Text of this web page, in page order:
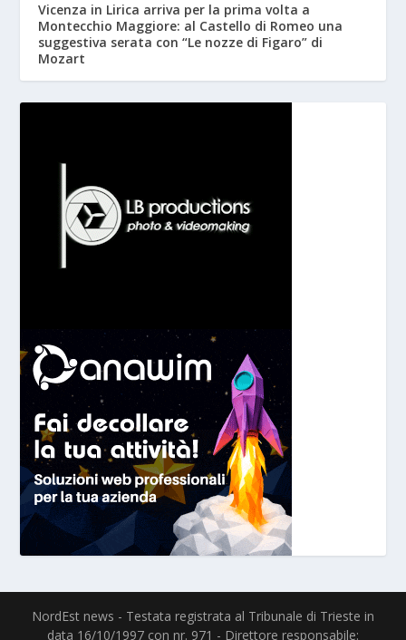
Vicenza in Lirica arriva per la prima volta a
Montecchio Maggiore: al Castello di Romeo una
suggestiva serata con “Le nozze di Figaro” di
Mozart
NordEst news - Testata registrata al Tribunale di Trieste in
data 16/10/1997 con nr. 971 - Direttore responsabile: